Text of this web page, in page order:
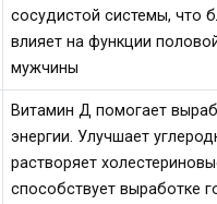
сосудистой системы, что
влияет на функции
мужчины
Витамин Д помогает
энергии. Улучшает
растворяет
способствует выработке